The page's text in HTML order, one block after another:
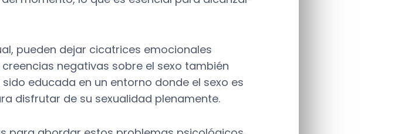
pueden dejar cicatrices emocionales
negativas sobre el sexo también
educada en un entorno donde el sexo es
disfrutar de su sexualidad plenamente.